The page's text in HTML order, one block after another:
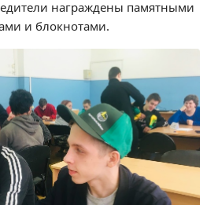
движение
ОРГАНИЗАЦИИ
управления образовательной
награждены памятными
и блокнотами.